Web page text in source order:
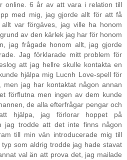
online. 6 år av att vara i relation till
med mig, jag gjorde allt för att få
var förgäves, jag ville ha honom
av den kärlek jag har för honom
jag frågade honom allt, jag gjorde
Jag förklarade mitt problem för
att jag hellre skulle kontakta en
hjälpa mig Lucnh Love-spell för
men jag har kontaktat någon annan
förflutna men ingen av dem kunde
de alla efterfrågar pengar och
hjälpa, jag förlorar hoppet på
jag trodde att det inte finns någon
till min vän introducerade mig till
som aldrig trodde jag hade stavat
val än att prova det, jag mailade